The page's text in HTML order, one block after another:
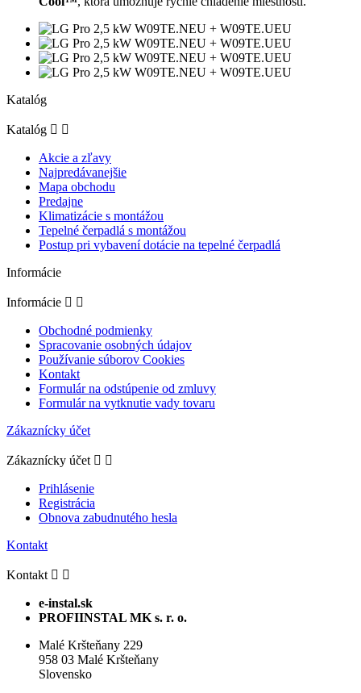
Katalóg
Katalóg  
Akcie a zľavy
Najpredávanejšie
Mapa obchodu
Predajne
Klimatizácie s montážou
Tepelné čerpadlá s montážou
Postup pri vybavení dotácie na tepelné čerpadlá
Informácie
Informácie  
Obchodné podmienky
Spracovanie osobných údajov
Používanie súborov Cookies
Kontakt
Formulár na odstúpenie od zmluvy
Formulár na vytknutie vady tovaru
Zákaznícky účet
Zákaznícky účet  
Prihlásenie
Registrácia
Obnova zabudnutého hesla
Kontakt
Kontakt  
e-instal.sk
PROFIINSTAL MK s. r. o.
Malé Kršteňany 229
958 03 Malé Kršteňany
Slovensko